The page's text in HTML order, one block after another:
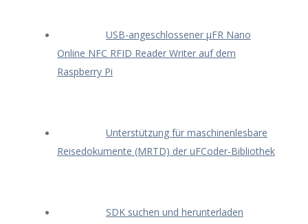
USB-angeschlossener μFR Nano
Online NFC RFID Reader Writer auf dem
Raspberry Pi
Unterstützung für maschinenlesbare
Reisedokumente (MRTD) der uFCoder-Bibliothek
SDK suchen und herunterladen